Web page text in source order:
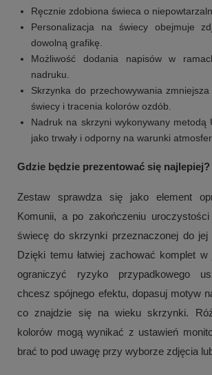
Ręcznie zdobiona świeca o
Personalizacja na świecy obejmuje
dowolną grafikę.
Możliwość dodania napisów w
nadruku.
Skrzynka do przechowywania zmniejsza
świecy i tracenia kolorów ozdób.
Nadruk na skrzyni wykonywany metodą
jako trwały i odporny na warunki
Gdzie będzie prezentować się najlepiej?
Zestaw sprawdza się jako element
Komunii, a po zakończeniu uroczystości
świecę do skrzynki przeznaczonej do jej
Dzięki temu łatwiej zachować komplet
ograniczyć ryzyko przypadkowego
chcesz spójnego efektu, dopasuj motyw
co znajdzie się na wieku skrzynki.
kolorów mogą wynikać z ustawień
brać to pod uwagę przy wyborze zdjęcia